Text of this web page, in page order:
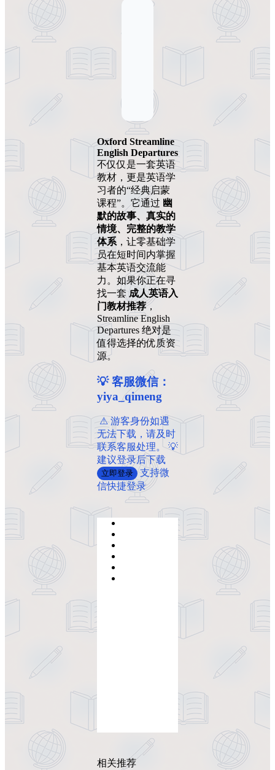
Oxford Streamline
English Departures
不仅仅是一套英语
教材，更是英语学
习者的“经典启蒙
课程”。它通过 幽
默的故事、真实的
情境、完整的教学
体系 ，让零基础学
员在短时间内掌握
基本英语交流能
力。如果你正在寻
找一套 成人英语入
门教材推荐，
Streamline English
Departures 绝对是
值得选择的优质资
源。
💡 客服微信：
yiya_qimeng
️ ️⚠ 游客身份如遇
无法下载，请及时
联系客服处理。 💡
建议登录后下载
立即登录
支持微
信快捷登录
相关推荐